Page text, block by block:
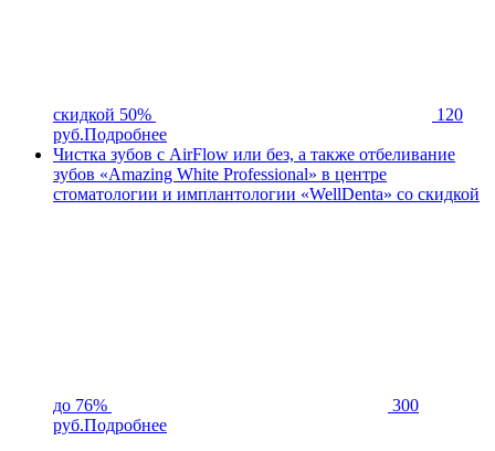
скидкой 50%
120
руб.Подробнее
Чистка зубов с AirFlow или без, а также отбеливание
зубов «Amazing White Professional» в центре
стоматологии и имплантологии «WellDenta» со скидкой
до 76%
300
руб.Подробнее